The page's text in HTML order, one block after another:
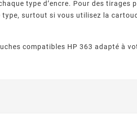
type d’encre. Pour des tirages
surtout si vous utilisez la
compatibles HP 363 adapté à